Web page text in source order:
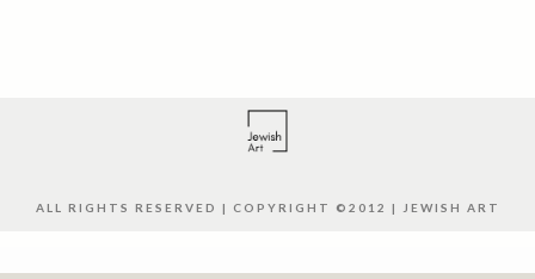
ALL RIGHTS RESERVED | COPYRIGHT ©2012 | JEWISH ART